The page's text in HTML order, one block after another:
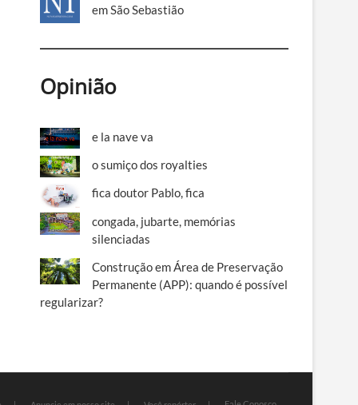
em São Sebastião
Opinião
e la nave va
o sumiço dos royalties
fica doutor Pablo, fica
congada, jubarte, memórias
silenciadas
Construção em Área de Preservação
Permanente (APP): quando é possível
regularizar?